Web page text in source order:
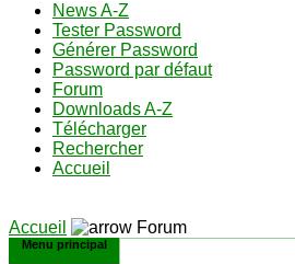
News A-Z
Tester Password
Générer Password
Password par défaut
Forum
Downloads A-Z
Télécharger
Rechercher
Accueil
Accueil Forum
Menu principal